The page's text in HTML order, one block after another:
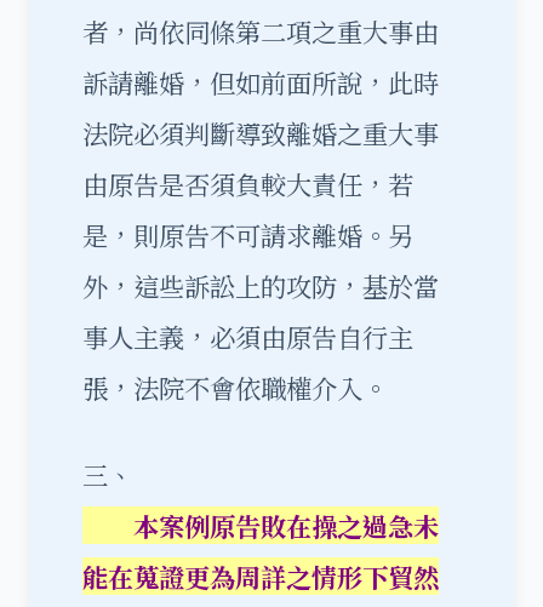
者，尚依同條第二項之重大事由
訴請離婚，但如前面所說，此時
法院必須判斷導致離婚之重大事
由原告是否須負較大責任，若
是，則原告不可請求離婚。另
外，這些訴訟上的攻防，基於當
事人主義，必須由原告自行主
張，法院不會依職權介入。
三、
本案例原告敗在操之過急未
能在蒐證更為周詳之情形下貿然